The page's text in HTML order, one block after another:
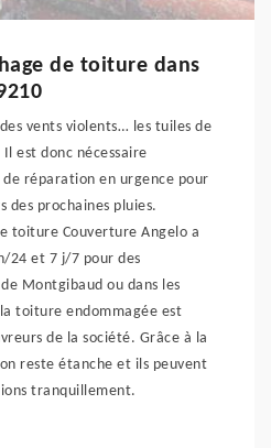
de toiture dans
vents violents… les tuiles de
est donc nécessaire
réparation en urgence pour
prochaines pluies.
toiture Couverture Angelo a
24 et 7 j/7 pour des
Montgibaud ou dans les
toiture endommagée est
de la société. Grâce à la
reste étanche et ils peuvent
tranquillement.